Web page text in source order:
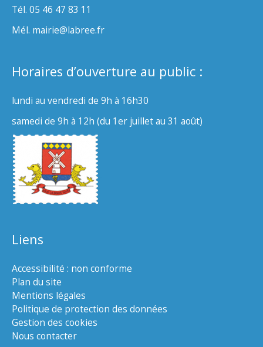
Tél. 05 46 47 83 11
Mél. mairie@labree.fr
Horaires d’ouverture au public :
lundi au vendredi de 9h à 16h30
samedi de 9h à 12h (du 1er juillet au 31 août)
Liens
Accessibilité : non conforme
Plan du site
Mentions légales
Politique de protection des données
Gestion des cookies
Nous contacter